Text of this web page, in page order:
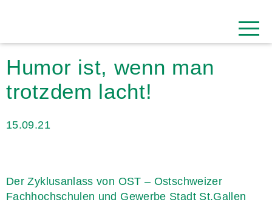
Humor ist, wenn man
trotzdem lacht!
15.09.21
Der Zyklusanlass von OST – Ostschweizer
Fachhochschulen und Gewerbe Stadt St.Gallen